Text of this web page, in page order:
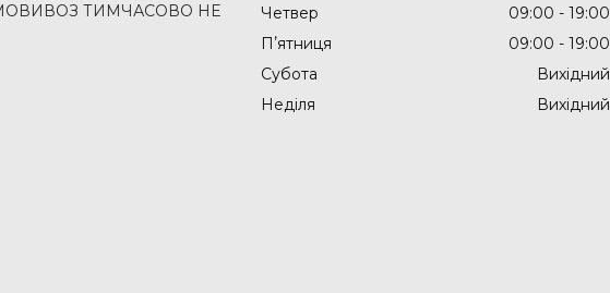
ТИМЧАСОВО НЕ
Четвер
09:00
19:00
Пʼятниця
09:00
19:00
Субота
Вихідний
Неділя
Вихідний